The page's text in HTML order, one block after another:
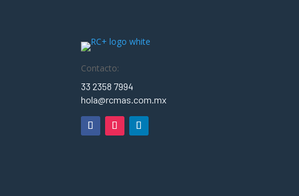
Contacto:
33 2358 7994
hola@rcmas.com.mx